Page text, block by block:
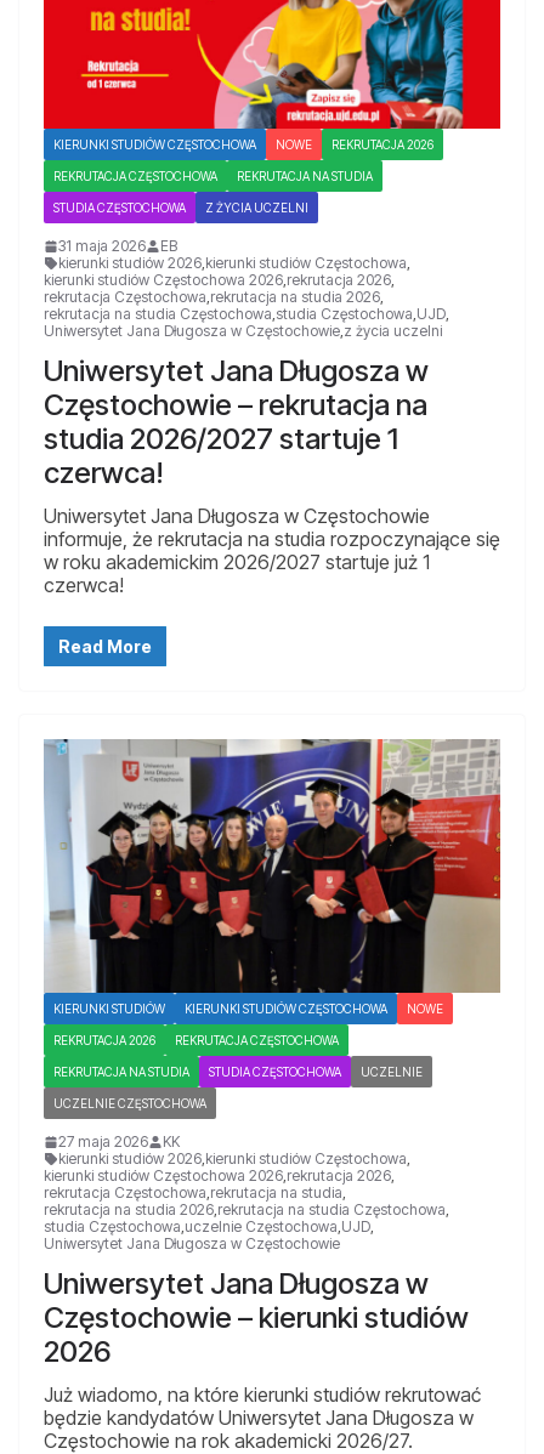
KIERUNKI STUDIÓW CZĘSTOCHOWA NOWE REKRUTACJA 2026
REKRUTACJA CZĘSTOCHOWA REKRUTACJA NA STUDIA
STUDIA CZĘSTOCHOWA Z ŻYCIA UCZELNI
31 maja 2026
EB
kierunki studiów 2026 kierunki studiów Częstochowa
kierunki studiów Częstochowa 2026 rekrutacja 2026
rekrutacja Częstochowa rekrutacja na studia 2026
rekrutacja na studia Częstochowa studia Częstochowa UJD
Uniwersytet Jana Długosza w Częstochowie z życia uczelni
Uniwersytet Jana Długosza w
Częstochowie – rekrutacja na
studia 2026/2027 startuje 1
czerwca!
Uniwersytet Jana Długosza w Częstochowie
informuje, że rekrutacja na studia rozpoczynające się
w roku akademickim 2026/2027 startuje już 1
czerwca!
Read More
KIERUNKI STUDIÓW KIERUNKI STUDIÓW CZĘSTOCHOWA NOWE
REKRUTACJA 2026 REKRUTACJA CZĘSTOCHOWA
REKRUTACJA NA STUDIA STUDIA CZĘSTOCHOWA UCZELNIE
UCZELNIE CZĘSTOCHOWA
27 maja 2026
KK
kierunki studiów 2026 kierunki studiów Częstochowa
kierunki studiów Częstochowa 2026 rekrutacja 2026
rekrutacja Częstochowa rekrutacja na studia
rekrutacja na studia 2026 rekrutacja na studia Częstochowa
studia Częstochowa uczelnie Częstochowa UJD
Uniwersytet Jana Długosza w Częstochowie
Uniwersytet Jana Długosza w
Częstochowie – kierunki studiów
2026
Już wiadomo, na które kierunki studiów rekrutować
będzie kandydatów Uniwersytet Jana Długosza w
Częstochowie na rok akademicki 2026/27.